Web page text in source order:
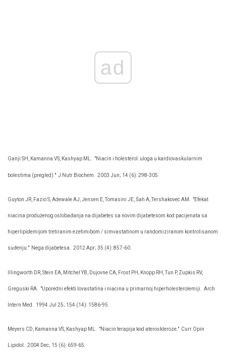
ad
Ganji SH, Kamanna VS, Kashyap ML. "Niacin i holesterol: uloga u kardiovaskularnim
bolestima (pregled)." J Nutr Biochem. 2003 Jun; 14 (6): 298-305.
Guyton JR, Fazio S, Adewale AJ, Jensen E, Tomasini JE, Šah A, Tershakovec AM. "Efekat
niacina produženog oslobađanja na dijabetes sa novim dijabetesom kod pacijenata sa
hiperlipidemijom tretiranim ezetimibom / simvastatinom u randomiziranom kontrolisanom
suđenju." Nega dijabetesa. 2012 Apr; 35 (4): 857-60.
Illingworth DR, Stein EA, Mitchel YB, Dujovne CA, Frost PH, Knopp RH, Tun P, Zupkis RV,
Greguski RA. "Uporedni efekti lovastatina i niacina u primarnoj hiperholesterolemiji. Arch
Intern Med. 1994 Jul 25; 154 (14): 1586-95.
Meyers CD, Kamanna VS, Kashyap ML. "Niacin terapija kod ateroskleroze." Curr Opin
Lipidol. 2004 Dec; 15 (6): 659-65.